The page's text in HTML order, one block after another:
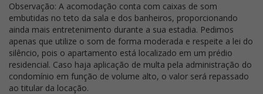
Observação: A acomodação conta com caixas de som
embutidas no teto da sala e dos banheiros, proporcionando
ainda mais entretenimento durante a sua estadia. Pedimos
apenas que utilize o som de forma moderada e respeite a lei do
silêncio, pois o apartamento está localizado em um prédio
residencial. Caso haja aplicação de multa pela administração do
condomínio em função de volume alto, o valor será repassado
ao titular da locação.